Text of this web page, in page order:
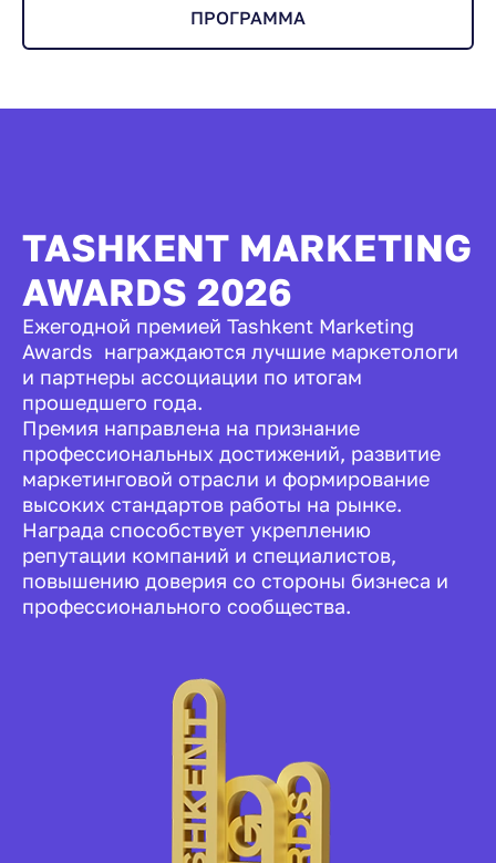
ПРОГРАММА
TASHKENT MARKETING
AWARDS 2026
Ежегодной премией Tashkent Marketing
Awards награждаются лучшие маркетологи
и партнеры ассоциации по итогам
прошедшего года.
Премия направлена на признание
профессиональных достижений, развитие
маркетинговой отрасли и формирование
высоких стандартов работы на рынке.
Награда способствует укреплению
репутации компаний и специалистов,
повышению доверия со стороны бизнеса и
профессионального сообщества.